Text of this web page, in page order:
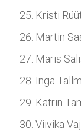
Kristi
Martin
Maris
Inga
Katrin
Viivika